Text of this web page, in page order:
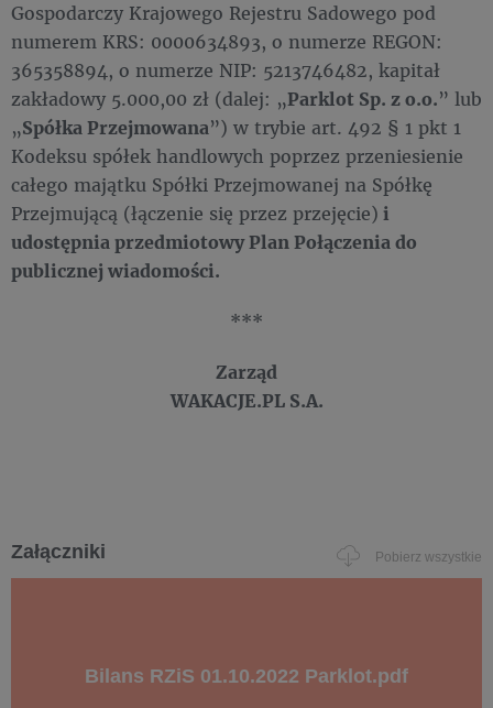
Gospodarczy Krajowego Rejestru Sadowego pod
numerem KRS: 0000634893, o numerze REGON:
365358894, o numerze NIP: 5213746482, kapitał
zakładowy 5.000,00 zł (dalej: „Parklot Sp. z o.o.” lub
„Spółka Przejmowana”) w trybie art. 492 § 1 pkt 1
Kodeksu spółek handlowych poprzez przeniesienie
całego majątku Spółki Przejmowanej na Spółkę
Przejmującą (łączenie się przez przejęcie) i
udostępnia przedmiotowy Plan Połączenia do
publicznej wiadomości.
***
Zarząd
WAKACJE.PL S.A.
Załączniki Pobierz wszystkie
Bilans RZiS 01.10.2022 Parklot.pdf